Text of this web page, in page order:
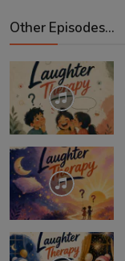
Other Episodes...